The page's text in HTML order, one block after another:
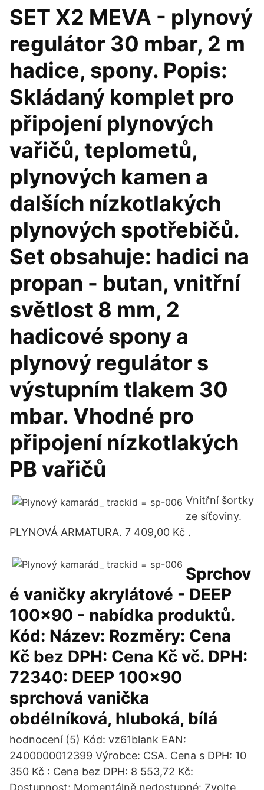
SET X2 MEVA - plynový
regulátor 30 mbar, 2 m
hadice, spony. Popis:
Skládaný komplet pro
připojení plynových
vařičů, teplometů,
plynových kamen a
dalších nízkotlakých
plynových spotřebičů.
Set obsahuje: hadici na
propan - butan, vnitřní
světlost 8 mm, 2
hadicové spony a
plynový regulátor s
výstupním tlakem 30
mbar. Vhodné pro
připojení nízkotlakých
PB vařičů
Vnitřní šortky
ze síťoviny.
PLYNOVÁ ARMATURA. 7 409,00 Kč .
Sprchov
é vaničky akrylátové - DEEP
100x90 - nabídka produktů.
Kód: Název: Rozměry: Cena
Kč bez DPH: Cena Kč vč. DPH:
72340: DEEP 100x90
sprchová vanička
obdélníková, hluboká, bílá
hodnocení (5) Kód: vz61blank EAN:
2400000012399 Výrobce: CSA. Cena s DPH: 10
350 Kč : Cena bez DPH: 8 553,72 Kč:
Dostupnost: Momentálně nedostupné: Zvolte